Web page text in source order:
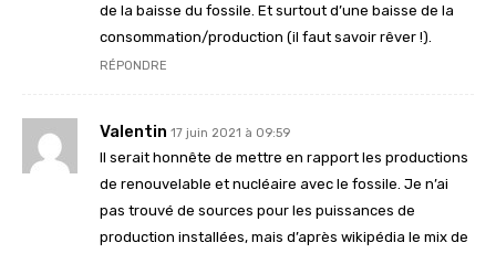
de la baisse du fossile. Et surtout d’une baisse de la
consommation/production (il faut savoir rêver !).
RÉPONDRE
Valentin 17 juin 2021 à 09:59
Il serait honnête de mettre en rapport les productions
de renouvelable et nucléaire avec le fossile. Je n’ai
pas trouvé de sources pour les puissances de
production installées, mais d’après wikipédia le mix de